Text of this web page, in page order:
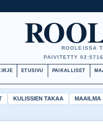
ROOLEISSA
PAIVITETTY 02:57
ETUSIVU PAIKALLISET
KULISSIEN TAKAA MAAILMA